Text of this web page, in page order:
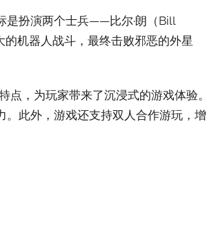
是扮演两个士兵——比尔·朗（Bill
机器人战斗，最终击败邪恶的外星
，为玩家带来了沉浸式的游戏体验。
此外，游戏还支持双人合作游玩，增